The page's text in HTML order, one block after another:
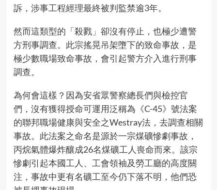
訴，涉事工程經理最終被判監禁逾3年。
然而這類型的「殺戮」卻沒有停止，也極少遭警
方刑事調查。此宗搖晃吊架墮下的致命事故，是
極少數職場致命事故，會引起警方介入進行刑事
調查。
為何會這樣？因為安省眾警察總長們與檢控官
們，沒有獲得授命可運用泛稱為《C-45》號法案
的聯邦職場健康與安全之Westray法，去調查相關
事故。此法案之命名是源於一宗煤礦慘劇事故，
丙烷氣體爆炸釀成26名煤礦工人喪命而來。該宗
慘劇引起本國工人、工會領袖及勞工廳的高度關
注，事故中更有名礦工至今仍下落不明，他們恐